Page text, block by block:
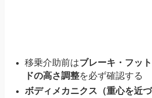
移乗介助前はブレーキ・フッ
ドの高さ調整を必ず確認する
ボディメカニクス（重心を近